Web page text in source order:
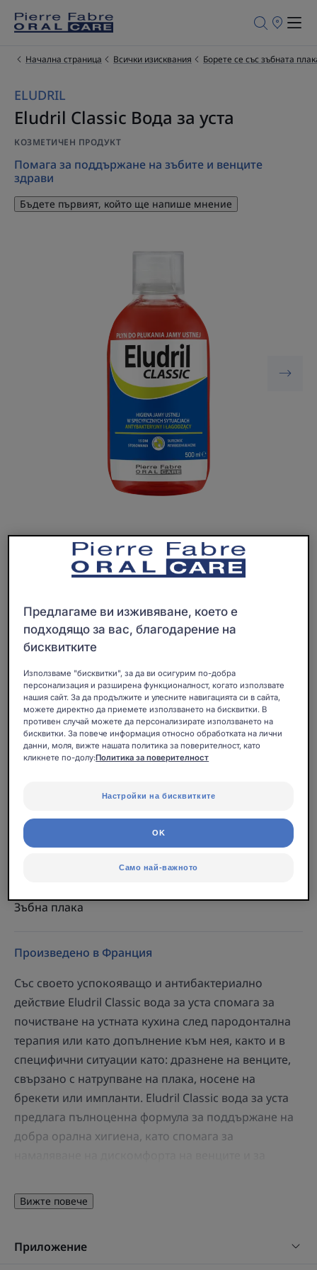
Търговски
продажба
Начална страница Всички изисквания Борете се със зъбната
ELUDRIL
Eludril Classic Вода за уста
КОЗМЕТИЧЕН ПРОДУКТ
Помага за поддържане на зъбите и венците
здрави
Бъдете първият, който ще напише мнение
Вода за уста за чувствителни венци с успокояващ и
почистващ ефект.
Двойно действие за здрава усмивка.
Антибактериална и успокояваща вода за уста,
Бутилка Бутилка
500ml Бутилка
500ml Бутилка
200ml Бутилка
90ml
Може да се използва за
Age
From 6 година(и)
Зъбна плака
Произведено в Франция
Със своето успокояващо и антибактериално
действие Eludril Classic вода за уста спомага за
почистване на устната кухина след пародонтална
терапия или като допълнение към нея, както и в
специфични ситуации като: дразнене на венците,
свързано с натрупване на плака, носене на
брекети или импланти. Eludril Classic вода за уста
предлага пълноценна формула за поддържане на
добра орална хигиена, като спомага за
ѝ включва хлорхексидин диглюконат (0,10%) с
антибактериални свойства и хлорoбутанол (0,5%).
Вижте повече
Приложение
Предлагаме ви изживяване, което е
подходящо за вас, благодарение на
бисквитките
Използваме "бисквитки", за да ви осигурим по-добра
персонализация и разширена функционалност, когато използвате
нашия сайт. За да продължите и улесните навигацията си в сайта,
можете директно да приемете използването на бисквитки. В
противен случай можете да персонализирате използването на
бисквитки. За повече информация относно обработката на лични
данни, моля, вижте нашата политика за поверителност, като
кликнете по-долу:Политика за поверителност
Настройки на бисквитките
Само най-важното
OK